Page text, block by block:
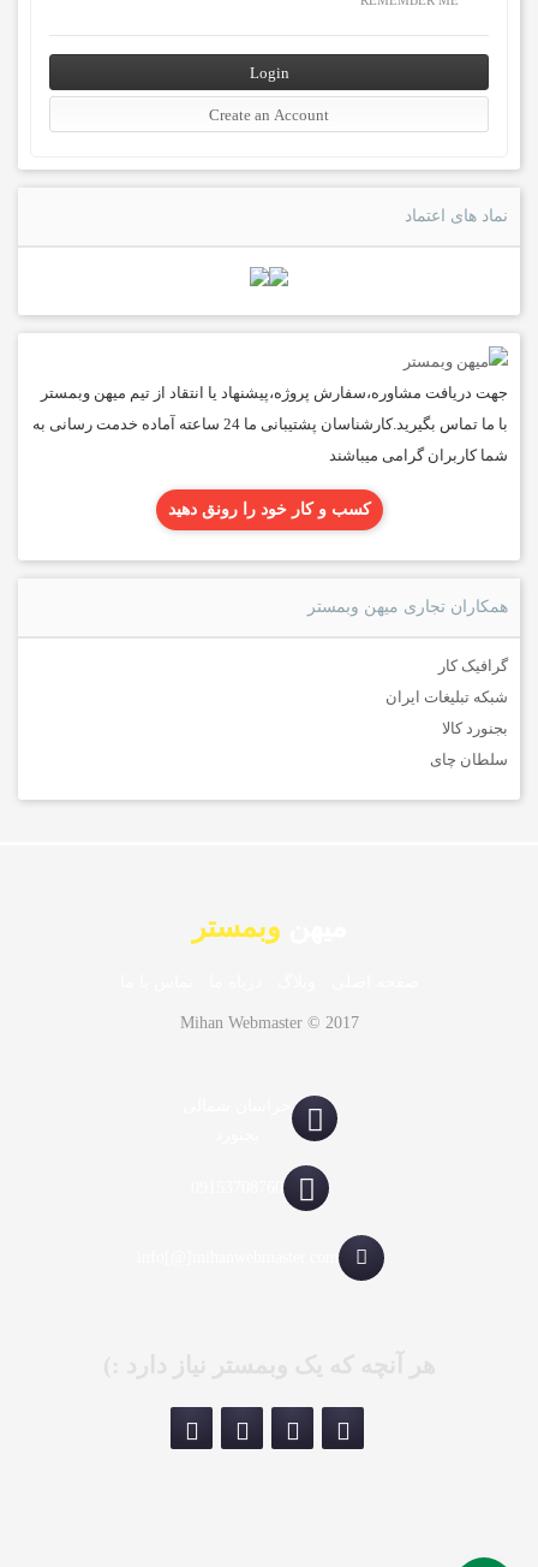
نماد های اعتماد
جهت دریافت مشاوره،سفارش پروژه،پیشنهاد یا انتقاد از تیم میهن وبمستر
با ما تماس بگیرید.کارشناسان پشتیبانی ما 24 ساعته آماده خدمت رسانی به
شما کاربران گرامی میباشند
کسب و کار خود را رونق دهید
همکاران تجاری میهن وبمستر
گرافیک کار
شبکه تبلیغات ایران
بجنورد کالا
سلطان چای
وبمستر
Mihan Webmaster © 2017